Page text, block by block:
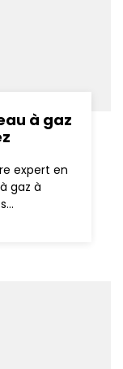
à gaz
expert en
gaz à